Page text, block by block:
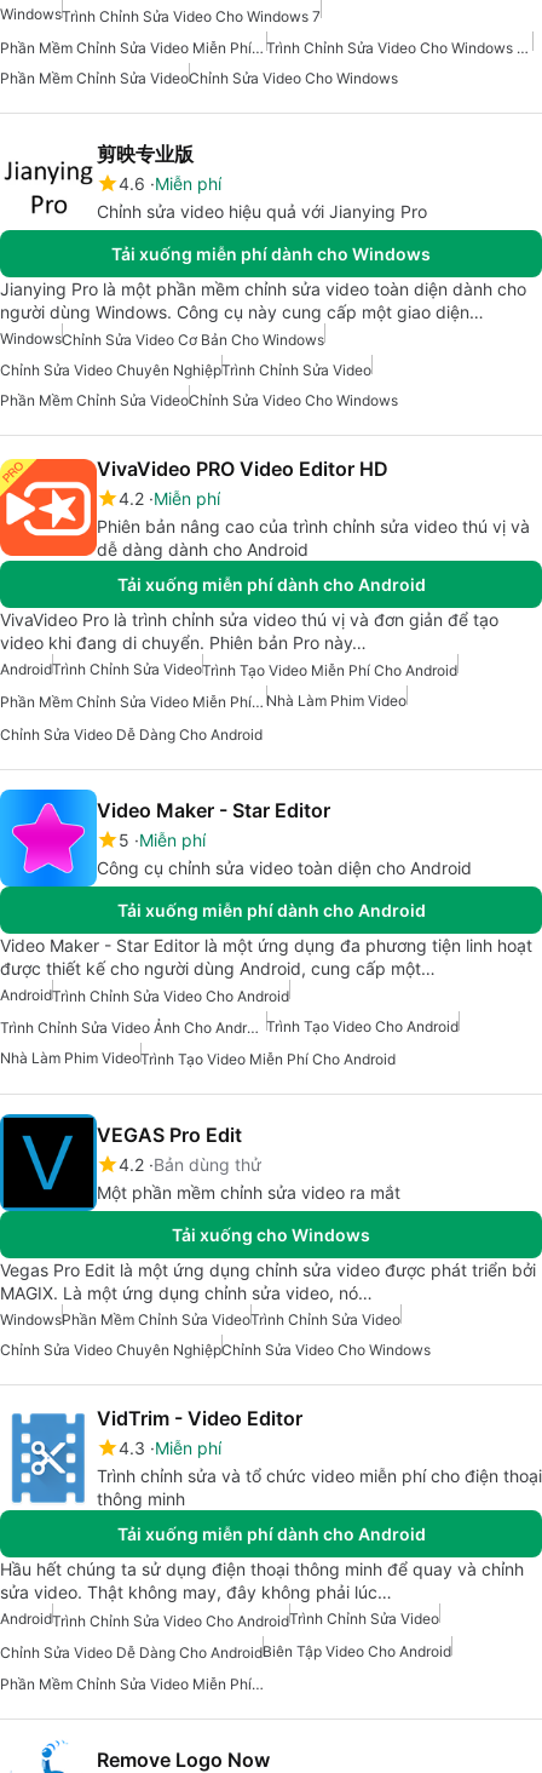
WindowsTrình Chỉnh Sửa Video Cho Windows 7
Phần Mềm Chỉnh Sửa Video Miễn Phí Cho Windows
Trình Chỉnh Sửa Video Cho Windows 10
Phần Mềm Chỉnh Sửa VideoChỉnh Sửa Video Cho Windows
剪映专业版
4.6 Miễn phí
Chỉnh sửa video hiệu quả với Jianying Pro
Tải xuống miễn phí dành cho Windows
Jianying Pro là một phần mềm chỉnh sửa video toàn diện dành cho
người dùng Windows. Công cụ này cung cấp một giao diện…
WindowsChỉnh Sửa Video Cơ Bản Cho Windows
Chỉnh Sửa Video Chuyên NghiệpTrình Chỉnh Sửa Video
Phần Mềm Chỉnh Sửa VideoChỉnh Sửa Video Cho Windows
VivaVideo PRO Video Editor HD
4.2 Miễn phí
Phiên bản nâng cao của trình chỉnh sửa video thú vị và
dễ dàng dành cho Android
Tải xuống miễn phí dành cho Android
VivaVideo Pro là trình chỉnh sửa video thú vị và đơn giản để tạo
video khi đang di chuyển. Phiên bản Pro này…
AndroidTrình Chỉnh Sửa VideoTrình Tạo Video Miễn Phí Cho Android
Phần Mềm Chỉnh Sửa Video Miễn Phí Cho Android Nhà Làm Phim Video
Chỉnh Sửa Video Dễ Dàng Cho Android
Video Maker - Star Editor
5 Miễn phí
Công cụ chỉnh sửa video toàn diện cho Android
Tải xuống miễn phí dành cho Android
Video Maker - Star Editor là một ứng dụng đa phương tiện linh hoạt
được thiết kế cho người dùng Android, cung cấp một…
AndroidTrình Chỉnh Sửa Video Cho Android
Trình Chỉnh Sửa Video Ảnh Cho Android Trình Tạo Video Cho Android
Nhà Làm Phim VideoTrình Tạo Video Miễn Phí Cho Android
VEGAS Pro Edit
4.2 Bản dùng thử
Một phần mềm chỉnh sửa video ra mắt
Tải xuống cho Windows
Vegas Pro Edit là một ứng dụng chỉnh sửa video được phát triển bởi
MAGIX. Là một ứng dụng chỉnh sửa video, nó…
WindowsPhần Mềm Chỉnh Sửa VideoTrình Chỉnh Sửa Video
Chỉnh Sửa Video Chuyên NghiệpChỉnh Sửa Video Cho Windows
VidTrim - Video Editor
4.3 Miễn phí
Trình chỉnh sửa và tổ chức video miễn phí cho điện thoại
thông minh
Tải xuống miễn phí dành cho Android
Hầu hết chúng ta sử dụng điện thoại thông minh để quay và chỉnh
sửa video. Thật không may, đây không phải lúc…
AndroidTrình Chỉnh Sửa Video Cho AndroidTrình Chỉnh Sửa Video
Chỉnh Sửa Video Dễ Dàng Cho AndroidBiên Tập Video Cho Android
Phần Mềm Chỉnh Sửa Video Miễn Phí Cho Android
Remove Logo Now